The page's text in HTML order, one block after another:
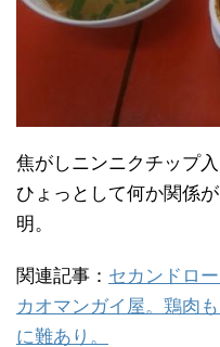
焦がしニンニクチップ
ひょっとして何か関係
明。
関連記事： セカンドロ
カオマンガイ屋。鶏肉
に難あり。